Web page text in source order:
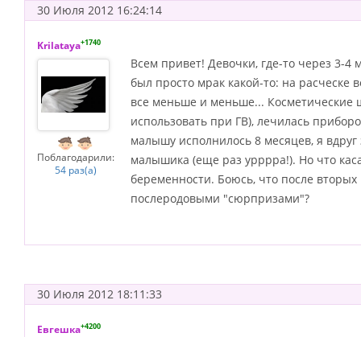
30 Июля 2012 16:24:14
Krilataya+1740
Поблагодарили:
54 раз(а)
Всем привет! Девочки, где-то через 3-4
был просто мрак какой-то: на расческе
все меньше и меньше... Косметические
использовать при ГВ), лечилась
малышу исполнилось 8 месяцев, я
малышика (еще раз урррра!). Но что
беременности. Боюсь, что после
послеродовыми "сюрпризами"?
30 Июля 2012 18:11:33
Евгешка+4200